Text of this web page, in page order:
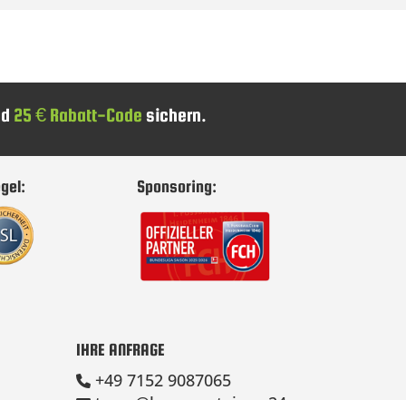
25 € Rabatt-Code sichern.
Sponsoring:
IHRE ANFRAGE
+49 7152 9087065